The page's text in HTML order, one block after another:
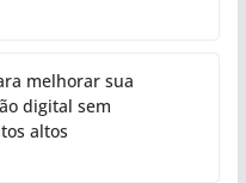
melhorar sua
digital sem
altos